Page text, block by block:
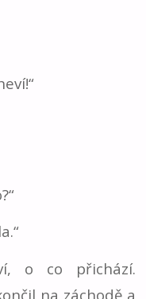
o co přichází.
na záchodě a